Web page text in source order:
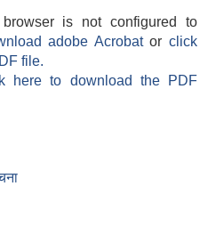
is not configured to
adobe Acrobatorclick
file.
here to download the PDF